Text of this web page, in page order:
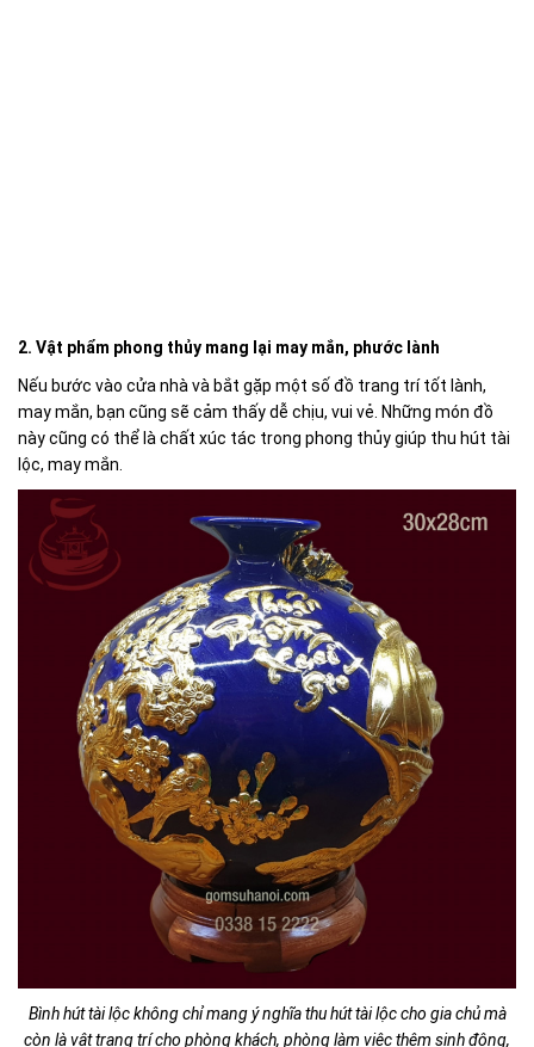
2. Vật phẩm phong thủy mang lại may mắn, phước lành
Nếu bước vào cửa nhà và bắt gặp một số đồ trang trí tốt lành,
may mắn, bạn cũng sẽ cảm thấy dễ chịu, vui vẻ. Những món đồ
này cũng có thể là chất xúc tác trong phong thủy giúp thu hút tài
lộc, may mắn.
Bình hút tài lộc không chỉ mang ý nghĩa thu hút tài lộc cho gia chủ mà
còn là vật trang trí cho phòng khách, phòng làm việc thêm sinh động,